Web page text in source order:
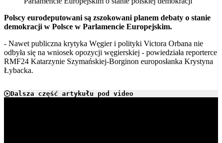
Polscy eurodeputowani są zszokowani planem debaty o stanie
demokracji w Polsce w Parlamencie Europejskim.
- Nawet publiczna krytyka Węgier i polityki Victora Orbana nie
odbyła się na wniosek opozycji węgierskiej - powiedziała reporterce
RMF24 Katarzynie Szymańskiej-Borginon europosłanka Krystyna
Łybacka.
Dalsza część artykułu pod video